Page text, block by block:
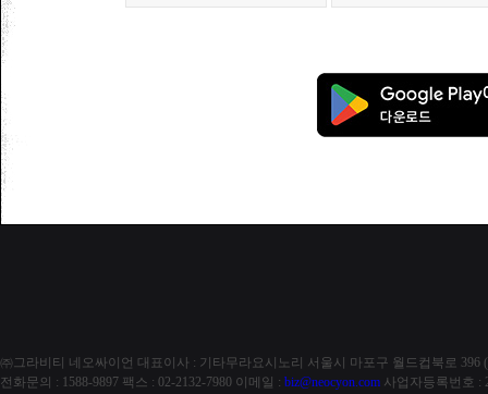
㈜그라비티 네오싸이언 대표이사 : 기타무라요시노리 서울시 마포구 월드컵북로 396
전화문의 : 1588-9897 팩스 : 02-2132-7980 이메일 : biz@neocyon.com 사업자등록번호 :